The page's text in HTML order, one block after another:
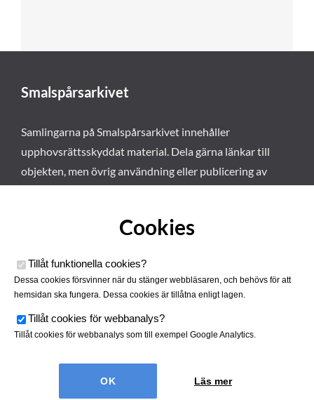
Smalspårsarkivet
Samlingarna på Smalspårsarkivet innehåller
upphovsrättsskyddat material. Dela gärna länkar till
objekten, men övrig användning eller publicering av
Smalspårsarkivet drivs av
Tjustbygdens Järnvägsförening
Cookies
Tillåt funktionella cookies?
Dessa cookies försvinner när du stänger webbläsaren, och behövs för att
hemsidan ska fungera. Dessa cookies är tillåtna enligt lagen.
Tillåt cookies för webbanalys?
Tillåt cookies för webbanalys som till exempel Google Analytics.
Läs mer